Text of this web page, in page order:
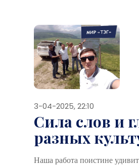
3-04-2025, 22:10
Сила слов и
разных
Наша работа поистине